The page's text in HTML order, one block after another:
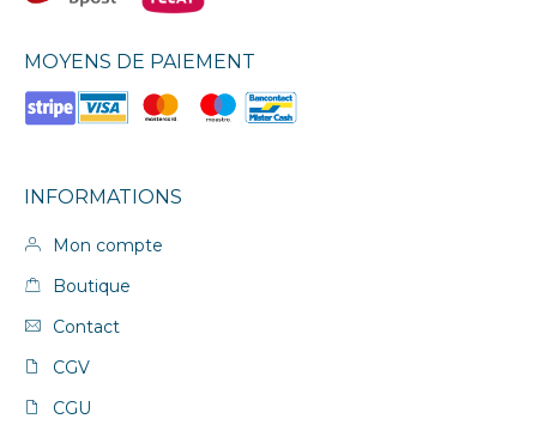
MOYENS DE PAIEMENT
INFORMATIONS
Mon compte
Boutique
Contact
CGV
CGU